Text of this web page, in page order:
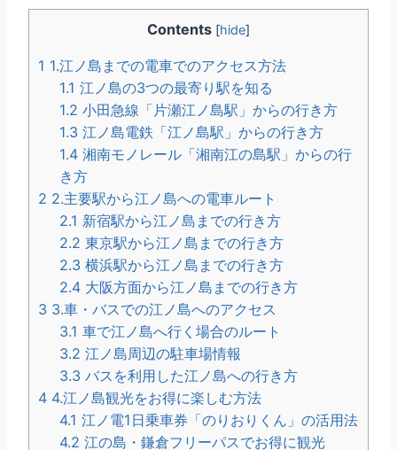
Contents [hide]
1 1.江ノ島までの電車でのアクセス方法
1.1 江ノ島の3つの最寄り駅を知る
1.2 小田急線「片瀬江ノ島駅」からの行き方
1.3 江ノ島電鉄「江ノ島駅」からの行き方
1.4 湘南モノレール「湘南江の島駅」からの行
き方
2 2.主要駅から江ノ島への電車ルート
2.1 新宿駅から江ノ島までの行き方
2.2 東京駅から江ノ島までの行き方
2.3 横浜駅から江ノ島までの行き方
2.4 大阪方面から江ノ島までの行き方
3 3.車・バスでの江ノ島へのアクセス
3.1 車で江ノ島へ行く場合のルート
3.2 江ノ島周辺の駐車場情報
3.3 バスを利用した江ノ島への行き方
4 4.江ノ島観光をお得に楽しむ方法
4.1 江ノ電1日乗車券「のりおりくん」の活用法
4.2 江の島・鎌倉フリーパスでお得に観光